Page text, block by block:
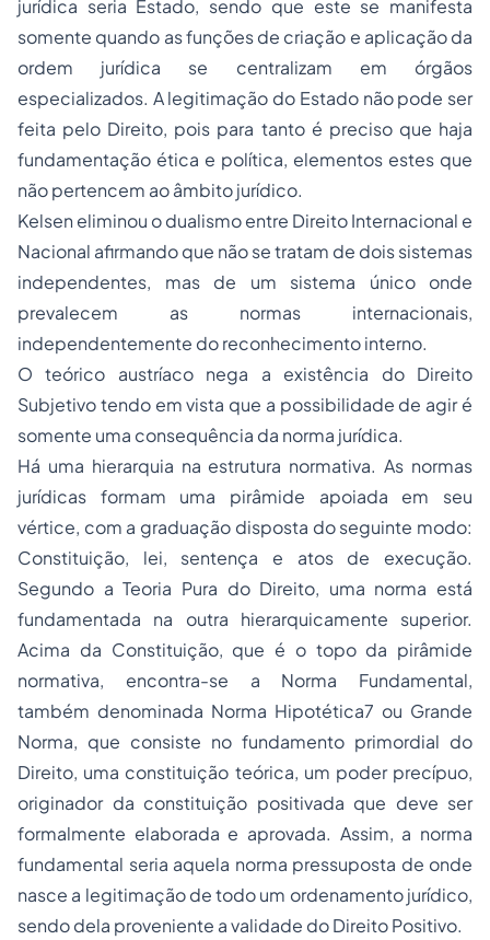
jurídica seria Estado, sendo que este se manifesta
somente quando as funções de criação e aplicação da
ordem jurídica se centralizam em órgãos
especializados. A legitimação do Estado não pode ser
feita pelo Direito, pois para tanto é preciso que haja
fundamentação ética e política, elementos estes que
não pertencem ao âmbito jurídico.
Kelsen eliminou o dualismo entre Direito Internacional e
Nacional afirmando que não se tratam de dois sistemas
independentes, mas de um sistema único onde
prevalecem as normas internacionais,
independentemente do reconhecimento interno.
O teórico austríaco nega a existência do Direito
Subjetivo tendo em vista que a possibilidade de agir é
somente uma consequência da norma jurídica.
Há uma hierarquia na estrutura normativa. As normas
jurídicas formam uma pirâmide apoiada em seu
vértice, com a graduação disposta do seguinte modo:
Constituição, lei, sentença e atos de execução.
Segundo a Teoria Pura do Direito, uma norma está
fundamentada na outra hierarquicamente superior.
Acima da Constituição, que é o topo da pirâmide
normativa, encontra-se a Norma Fundamental,
também denominada Norma Hipotética7 ou Grande
Norma, que consiste no fundamento primordial do
Direito, uma constituição teórica, um poder precípuo,
originador da constituição positivada que deve ser
formalmente elaborada e aprovada. Assim, a norma
fundamental seria aquela norma pressuposta de onde
nasce a legitimação de todo um ordenamento jurídico,
sendo dela proveniente a validade do Direito Positivo.